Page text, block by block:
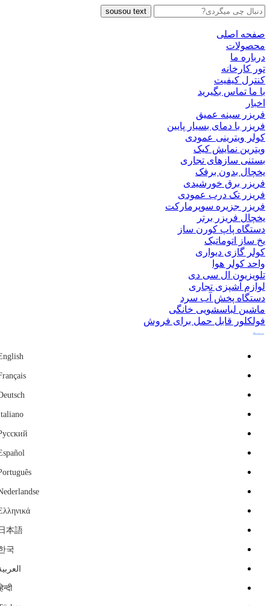
sousou text
صفحه اصلی
محصولات
درباره ما
تور کارخانه
کنترل کیفیت
با ما تماس بگیرید
اخبار
فریزر سینه عمیق
فریزر با دمای بسیار پایین
کولر ویترینی عمودی
ویترین نمایش کیک
بستنی سازهای تجاری
یخچال بدون برفک
فریزر برق خورشیدی
فریزر تک درب عمودی
فریزر جزیره سوپرمارکت
یخچال فریزر برتر
دستگاه پاپ کورن ساز
یخ ساز اتوماتیک
کولر گازی دیواری
واحد کولر هوا
تلویزیون ال سی دی
لوازم آشپزی تجاری
دستگاه پخش آب سرد
ماشین لباسشویی خانگی
فولکلور قابل حمل برای فروش
Persian
English
Français
Deutsch
Italiano
Русский
Español
Português
Nederlandse
Ελληνικά
日本語
한국
العربية
हिन्दी